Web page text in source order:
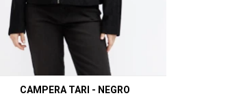
CAMPERA TARI - NEGRO